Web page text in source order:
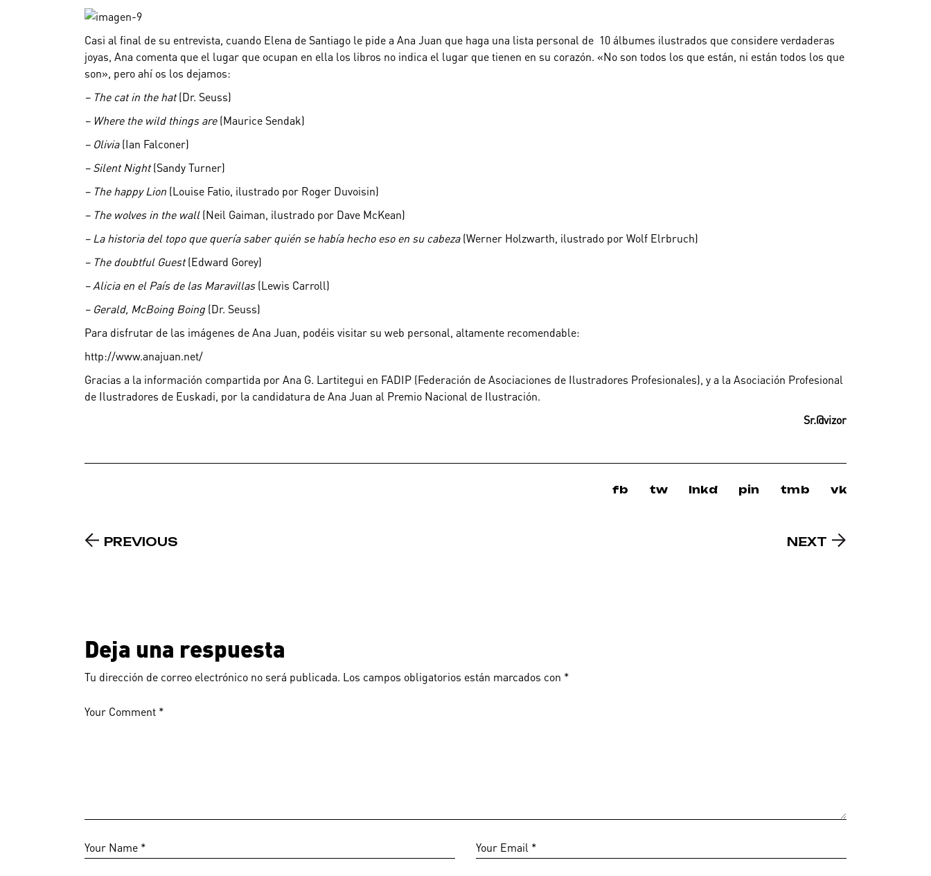
Casi al final de su entrevista, cuando Elena de Santiago le pide a Ana Juan que haga una lista personal de 10 álbumes ilustrados que considere verdaderas
joyas, Ana comenta que el lugar que ocupan en ella los libros no indica el lugar que tienen en su corazón. «No son todos los que están, ni están todos los que
son», pero ahí os los dejamos:
– The cat in the hat(Dr. Seuss)
– Where the wild things are(Maurice Sendak)
– Olivia(Ian Falconer)
– Silent Night(Sandy Turner)
– The happy Lion (Louise Fatio, ilustrado por Roger Duvoisin)
– The wolves in the wall(Neil Gaiman, ilustrado por Dave McKean)
– La historia del topo que quería saber quién se había hecho eso en su cabeza(Werner Holzwarth, ilustrado por Wolf Elrbruch)
– The doubtful Guest(Edward Gorey)
– Alicia en el País de las Maravillas(Lewis Carroll)
– Gerald, McBoing Boing(Dr. Seuss)
Para disfrutar de las imágenes de Ana Juan, podéis visitar su web personal, altamente recomendable:
http://www.anajuan.net/
Gracias a la información compartida por Ana G. Lartitegui en FADIP (Federación de Asociaciones de Ilustradores Profesionales), y a la Asociación Profesional
de Ilustradores de Euskadi, por la candidatura de Ana Juan al Premio Nacional de Ilustración.
Sr.@vizor
fb tw lnkd pin tmb vk
PREVIOUS NEXT
Deja una respuesta
Tu dirección de correo electrónico no será publicada. Los campos obligatorios están marcados con *